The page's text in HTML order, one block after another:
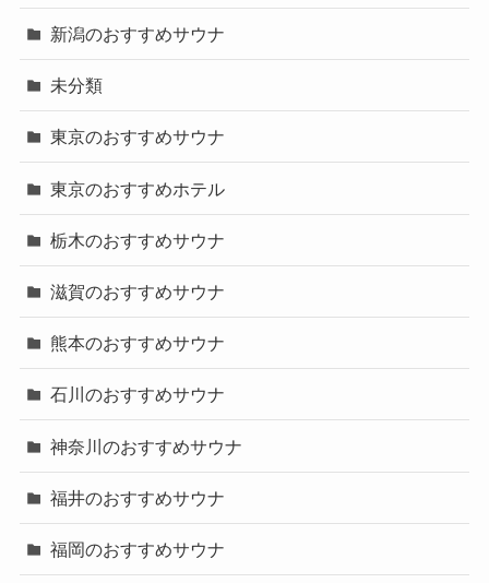
新潟のおすすめサウナ
未分類
東京のおすすめサウナ
東京のおすすめホテル
栃木のおすすめサウナ
滋賀のおすすめサウナ
熊本のおすすめサウナ
石川のおすすめサウナ
神奈川のおすすめサウナ
福井のおすすめサウナ
福岡のおすすめサウナ